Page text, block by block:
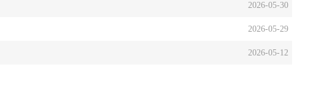
2026-05-30
2026-05-29
2026-05-12